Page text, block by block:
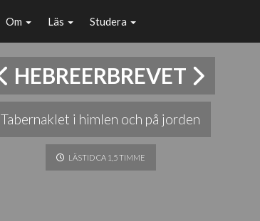
Om Läs Studera
HEBREERBREVET
Tabernaklet i himlen och på jorden
LÄSTID CA 1,5 TIMME